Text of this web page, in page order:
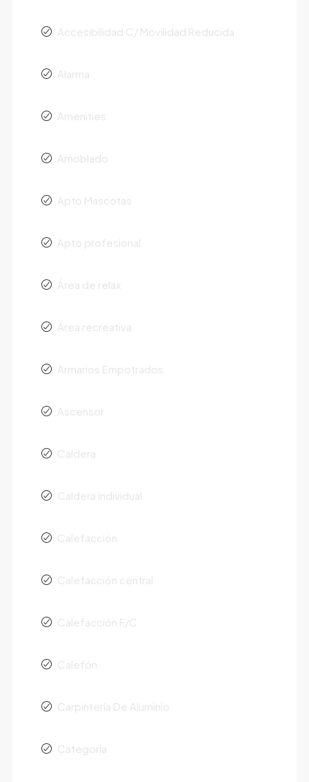
Accesibilidad C/ Movilidad Reducida
Alarma
Amenities
Amoblado
Apto Mascotas
Apto profesional
Área de relax
Área recreativa
Armarios Empotrados
Ascensor
Caldera
Caldera individual
Calefacción
Calefacción central
Calefacción F/C
Calefón
Carpintería De Aluminio
Categoría